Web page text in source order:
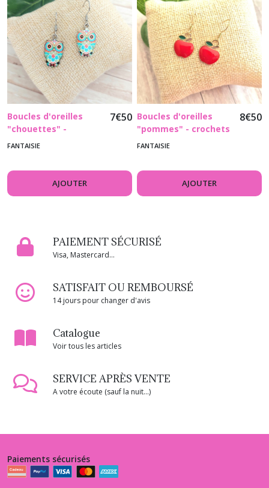
Boucles d'oreilles
"chouettes" -
crochets en acier
7€50
FANTAISIE
AJOUTER
Boucles d'oreilles
"pommes" - crochets
en acier inoxydable
8€50
FANTAISIE
AJOUTER
PAIEMENT SÉCURISÉ
Visa, Mastercard...
SATISFAIT OU REMBOURSÉ
14 jours pour changer d'avis
Catalogue
Voir tous les articles
SERVICE APRÈS VENTE
A votre écoute (sauf la nuit...)
Paiements sécurisés